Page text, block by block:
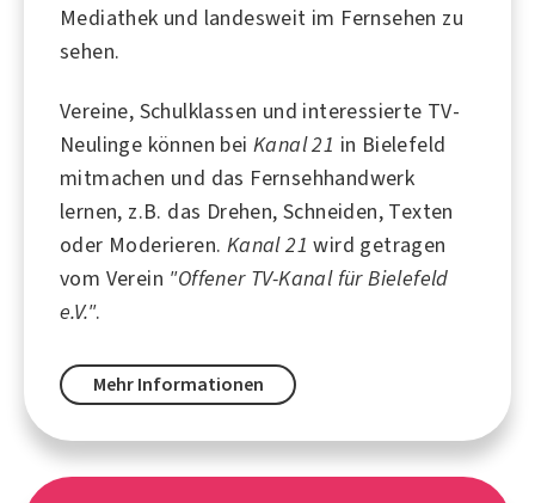
Mediathek und landesweit im Fernsehen zu
sehen.
Vereine, Schulklassen und interessierte TV-
Neulinge können bei Kanal 21 in Bielefeld
mitmachen und das Fernsehhandwerk
lernen, z.B. das Drehen, Schneiden, Texten
oder Moderieren. Kanal 21 wird getragen
vom Verein "Offener TV-Kanal für Bielefeld
e.V.".
Mehr Informationen